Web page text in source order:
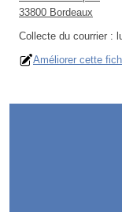
33800 Bordeaux
Collecte du courrier :
Améliorer cette